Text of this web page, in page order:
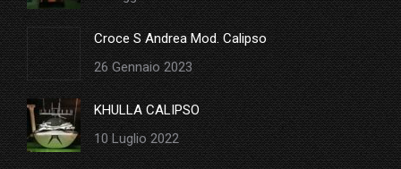
window
Croce S Andrea Mod. Calipso
26 Gennaio 2023
KHULLA CALIPSO
10 Luglio 2022